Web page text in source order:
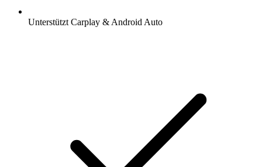
Unterstützt Carplay & Android Auto